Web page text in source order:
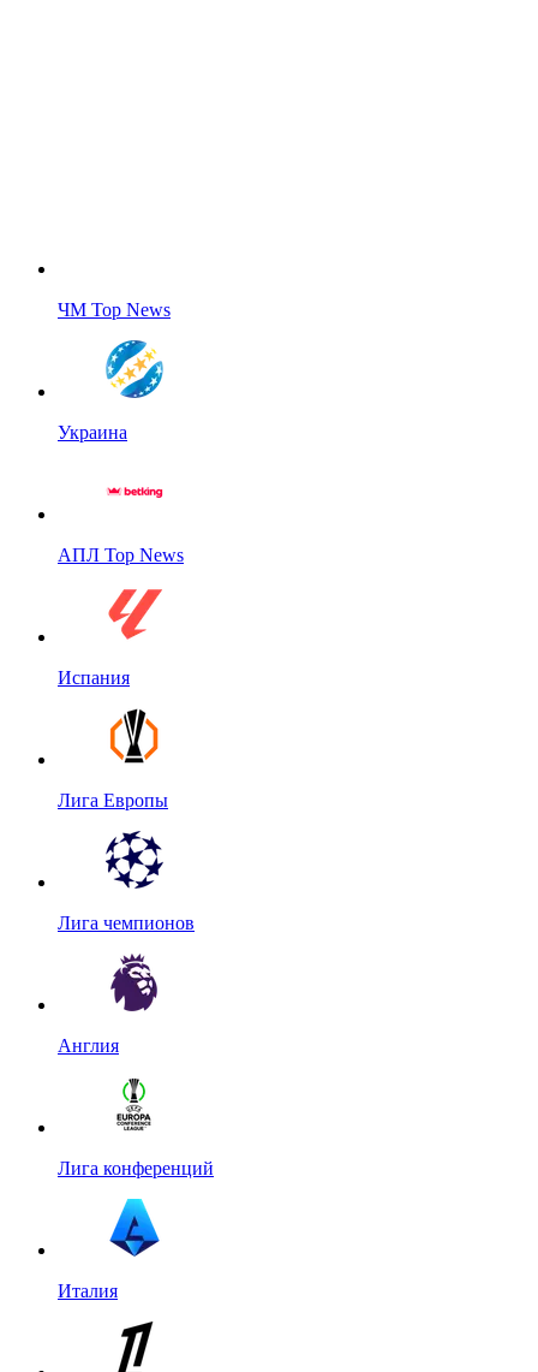
ЧМ Top News
Украина
АПЛ Top News
Испания
Лига Европы
Лига чемпионов
Англия
Лига конференций
Италия